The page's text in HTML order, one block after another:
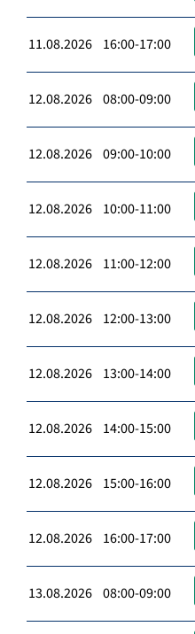
11.08.2026 16:00-17:00
12.08.2026 08:00-09:00
12.08.2026 09:00-10:00
12.08.2026 10:00-11:00
12.08.2026 11:00-12:00
12.08.2026 12:00-13:00
12.08.2026 13:00-14:00
12.08.2026 14:00-15:00
12.08.2026 15:00-16:00
12.08.2026 16:00-17:00
13.08.2026 08:00-09:00